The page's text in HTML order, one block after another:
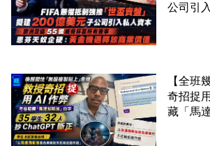
公司引
【全班
奇招捉
藏「馬達